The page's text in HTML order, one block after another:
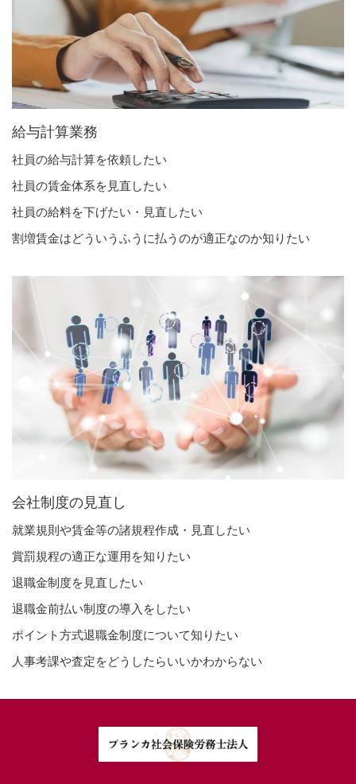
給与計算業務
社員の給与計算を依頼したい
社員の賃金体系を見直したい
社員の給料を下げたい・見直したい
割増賃金はどういうふうに払うのが適正なのか知りたい
会社制度の見直し
就業規則や賃金等の諸規程作成・見直したい
賞罰規程の適正な運用を知りたい
退職金制度を見直したい
退職金前払い制度の導入をしたい
ポイント方式退職金制度について知りたい
人事考課や査定をどうしたらいいかわからない